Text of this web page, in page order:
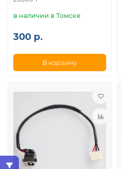
в наличии в Томске
300 р.
В корзину